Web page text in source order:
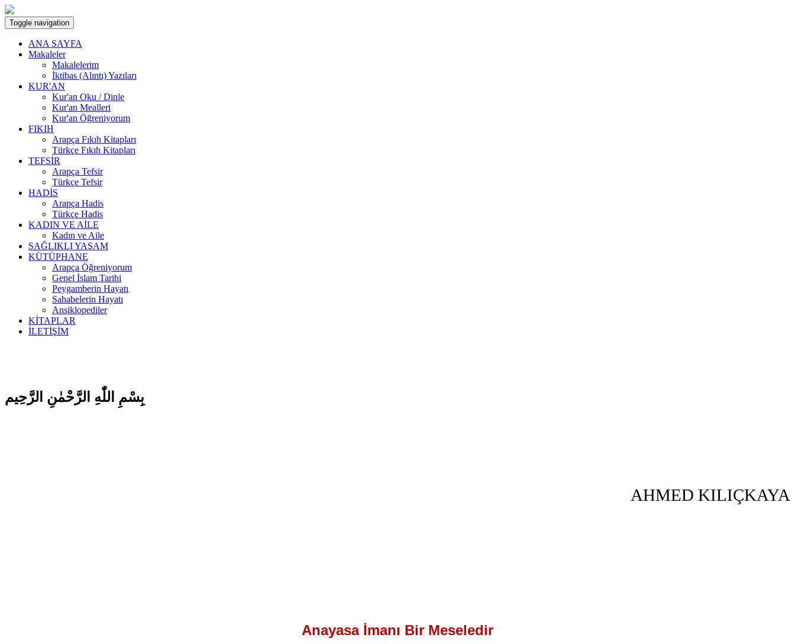
Toggle navigation
ANA SAYFA
Makaleler
Makalelerim
İktibas (Alıntı) Yazıları
KUR'AN
Kur'an Oku / Dinle
Kur'an Mealleri
Kur'an Öğreniyorum
FIKIH
Arapça Fıkıh Kitapları
Türkçe Fıkıh Kitapları
TEFSİR
Arapça Tefsir
Türkçe Tefsir
HADİS
Arapça Hadis
Türkçe Hadis
KADIN VE AİLE
Kadın ve Aile
SAĞLIKLI YAŞAM
KÜTÜPHANE
Arapça Öğreniyorum
Genel İslam Tarihi
Peygamberin Hayatı
Sahabelerin Hayatı
Ansiklopediler
KİTAPLAR
İLETİŞİM
بِسْمِ اللّٰهِ الرَّحْمٰنِ الرَّحِيم
AHMED KILIÇKAYA
Anayasa İmanı Bir Meseledir